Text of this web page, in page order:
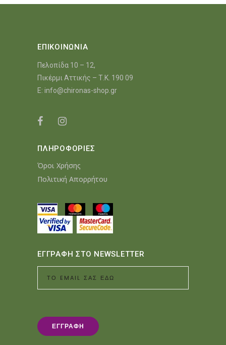
ΕΠΙΚΟΙΝΩΝΙΑ
Πελοπίδα 10 – 12,
Πικέρμι Αττικής – Τ.Κ. 190 09
E: info@chironas-shop.gr
ΠΛΗΡΟΦΟΡΙΕΣ
Όροι Χρήσης
Πολιτική Απορρήτου
ΕΓΓΡΑΦΗ ΣΤΟ NEWSLETTER